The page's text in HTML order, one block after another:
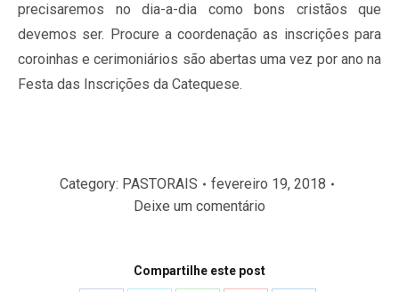
precisaremos no dia-a-dia como bons cristãos que
devemos ser. Procure a coordenação as inscrições para
coroinhas e cerimoniários são abertas uma vez por ano na
Festa das Inscrições da Catequese.
Category: PASTORAIS
fevereiro 19, 2018
Deixe um comentário
Compartilhe este post